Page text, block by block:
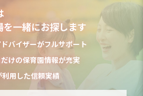
を一緒にお探します
バイザーがフルサポート
けの保育園情報が充実
用した信頼実績